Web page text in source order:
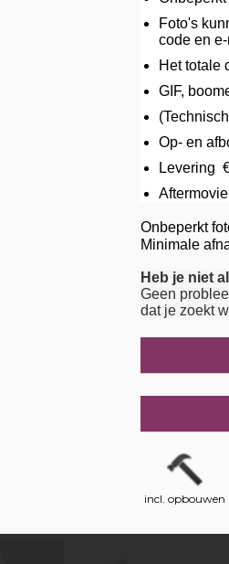
Foto's
code en e-
Het totale
GIF,
Op- en
Levering
Onbeperkt
Minimale
Heb je niet
Geen
dat je zoekt
incl. opbouwen